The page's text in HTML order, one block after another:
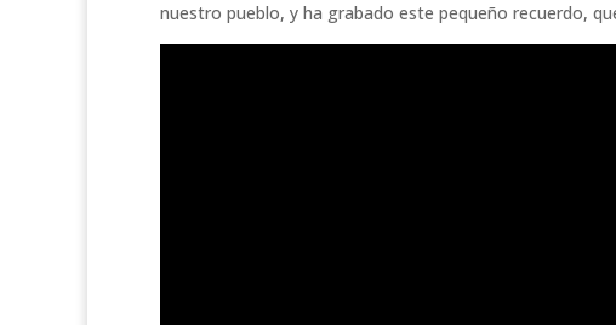
nuestro pueblo, y ha grabado este pequeño recuerdo,